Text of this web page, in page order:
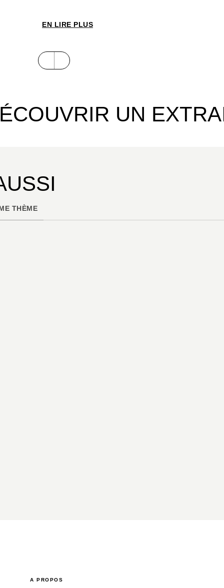
l’Homme sur le sol lunaire et une
EN LIRE PLUS
UN
THÈME
A PROPOS